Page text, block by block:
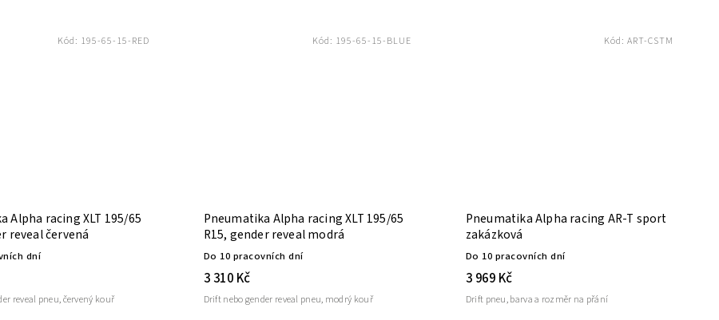
Alpha racing XLT 195/65
reveal červená
dní
reveal pneu, červený kouř
Kód: 195-65-15-RED
Pneumatika Alpha racing XLT 195/65
R15, gender reveal modrá
Do 10 pracovních dní
3 310 Kč
Drift nebo gender reveal pneu, modrý kouř
Kód: 195-65-15-BLUE
Pneumatika Alpha racing AR-T sport
zakázková
Do 10 pracovních dní
3 969 Kč
Drift pneu, barva a rozměr na přání
Kód: ART-CSTM